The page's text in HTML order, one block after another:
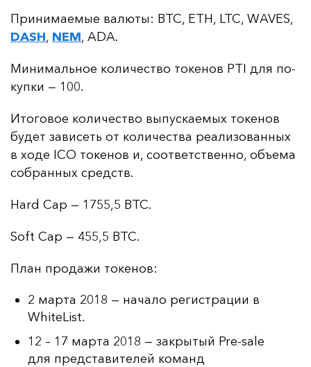
При­ни­ма­емые ва­лю­ты: BTC, ETH, LTC, WAVES,
DASH, NEM, ADA.
Ми­ни­маль­ное ко­ли­чес­тво то­ке­нов PTI для по­
куп­ки — 100.
Ито­го­вое ко­ли­чес­тво вы­пус­ка­емых то­ке­нов
бу­дет за­ви­сеть от ко­ли­чес­тва ре­али­зо­ван­ных
в хо­де ICO то­ке­нов и, со­от­ветс­твен­но, объ­ема
соб­ран­ных средств.
Hard Cap — 1755,5 BTC.
Soft Cap — 455,5 BTC.
План про­да­жи то­ке­нов:
2 марта 2018 — начало регистрации в
WhiteList.
12 – 17 марта 2018 — закрытый Pre-sale
для представителей команд